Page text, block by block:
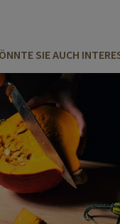
SIE AUCH